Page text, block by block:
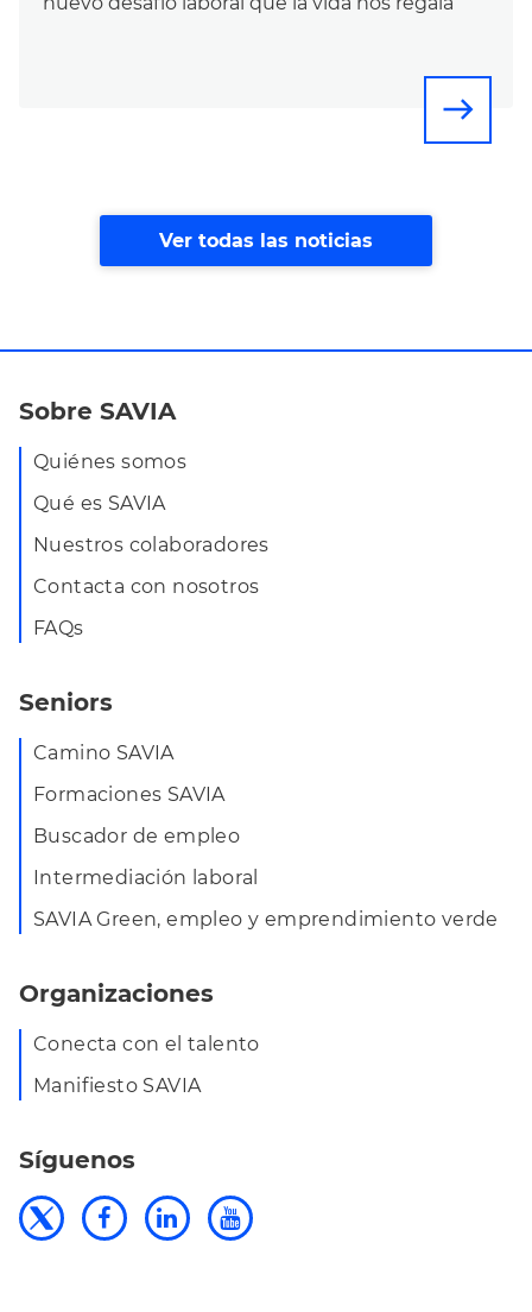
east
Ver todas las noticias
Sobre SAVIA
Quiénes somos
Qué es SAVIA
Nuestros colaboradores
Contacta con nosotros
FAQs
Seniors
Camino SAVIA
Formaciones SAVIA
Buscador de empleo
Intermediación laboral
SAVIA Green, empleo y emprendimiento verde
Organizaciones
Conecta con el talento
Manifiesto SAVIA
Síguenos